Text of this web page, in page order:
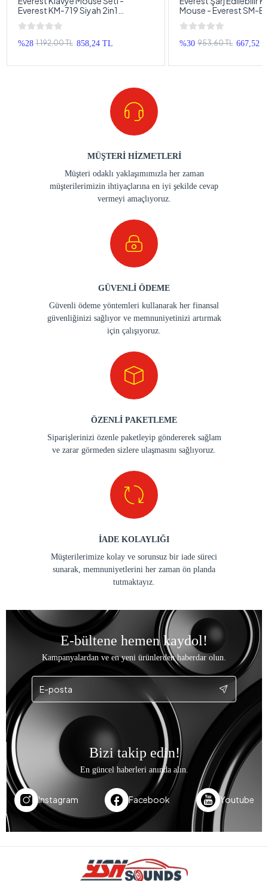
Everest KM-719 Siyah 2in1
Kablosuz USB Q Klavye ve Mouse
Seti
%28 1.192,00 TL 858,24 TL
Mouse - Everest SM-
2in1 Bluetooth
Edilebilir Kablosuz
%30 953,60 TL 667,52
MÜŞTERİ HİZMETLERİ
Müşteri odaklı yaklaşımımızla her zaman
müşterilerimizin ihtiyaçlarına en iyi şekilde cevap
vermeyi amaçlıyoruz.
GÜVENLİ ÖDEME
Güvenli ödeme yöntemleri kullanarak her finansal
güvenliğinizi sağlıyor ve memnuniyetinizi artırmak
için çalışıyoruz.
ÖZENLİ PAKETLEME
Siparişlerinizi özenle paketleyip göndererek sağlam
ve zarar görmeden sizlere ulaşmasını sağlıyoruz.
İADE KOLAYLIĞI
Müşterilerimize kolay ve sorunsuz bir iade süreci
sunarak, memnuniyetlerini her zaman ön planda
tutmaktayız.
E-bültene hemen kaydol!
Kampanyalardan ve en yeni ürünlerden haberdar olun.
Bizi takip edin!
En güncel haberleri anında alın.
Instagram Facebook Youtube